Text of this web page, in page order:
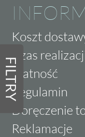
FILTRY
Koszt
Czas
Płatność
Regulamin
Doręczenie
Reklamacje